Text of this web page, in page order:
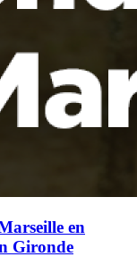
en
Gironde